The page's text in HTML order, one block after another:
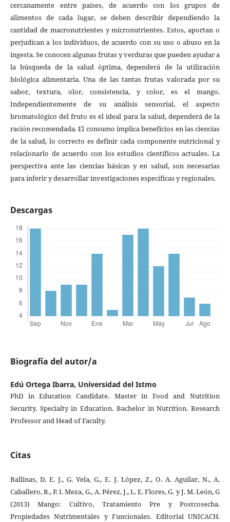
cercanamente entre países, de acuerdo con los grupos de
alimentos de cada lugar, se deben describir dependiendo la
cantidad de macronutrientes y micronutrientes. Estos, aportan o
perjudican a los individuos, de acuerdo con su uso o abuso en la
ingesta. Se conocen algunas frutas y verduras que pueden ayudar a
la búsqueda de la salud óptima, dependerá de la utilización
biológica alimentaria. Una de las tantas frutas valorada por su
sabor, textura, olor, consistencia, y color, es el mango.
Independientemente de su análisis sensorial, el aspecto
bromatológico del fruto es el ideal para la salud, dependerá de la
ración recomendada. El consumo implica beneficios en las ciencias
de la salud, lo correcto es definir cada componente nutricional y
relacionarlo de acuerdo con los estudios científicos actuales. La
perspectiva ante las ciencias básicas y en salud, son necesarias
para inferir y desarrollar investigaciones específicas y regionales.
Descargas
Biografía del autor/a
Edú Ortega Ibarra, Universidad del Istmo
PhD in Education Candidate. Master in Food and Nutrition
Security. Specialty in Education. Bachelor in Nutrition. Research
Professor and Head of Faculty.
Citas
Ballinas, D. E. J., G. Vela, G., E. J. López, Z., O. A. Aguilar, N., A.
Caballero, R., P. I. Meza, G., A. Pérez, J., L. E. Flores, G. y J. M. León, G
(2013) Mango: Cultivo, Tratamiento Pre y Postcosecha.
Propiedades Nutrimentales y Funcionales. Editorial UNICACH.